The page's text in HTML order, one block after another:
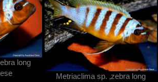
long
Metriaclima sp. ‚zebra long